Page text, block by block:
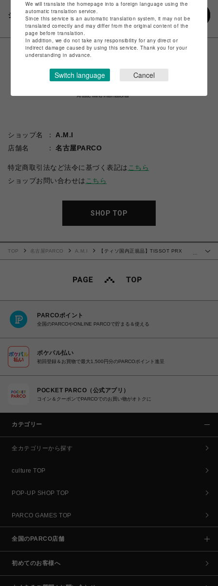
シェアする
ショップ名
A.M.I
店舗名
名古屋PARCO
特定商取引法など法令に基づく表記は こちら
ショップお問い合わせは こちら
SHOP TOP
…
TOP 名古屋PARCO A.M.I
【ティソ国内正規品】TISSOT PRX
PARCOポイント
全国のPARCOやONLINE PARCOで貯まる＆使える
ポケパル払い
初回登録＆お買物で最大1,500円分のPARCOポイント進呈
POCKET PARCO（公式アプリ）
コイン＆クーポンでPARCOでのお買い物がオトクに
カテゴリー
全カテゴリーから探す
culture TOP
POP-UP SHOP TOP
PARCO GAMES TOP
全国のPARCO店舗
初めてのお客様へ
We will translate the homepage into a foreign language using the
automatic translation service.
Since this service is an automatic translation system, it may not be
translated correctly and may differ from the original content of the
page before translation.
In addition, we do not take any responsibility for any direct or
indirect damage caused by using this service. Thank you for your
understanding in advance.
Switch language Cancel